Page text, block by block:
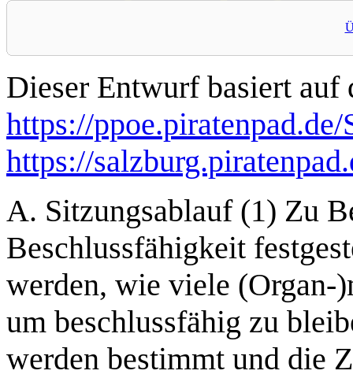
Dieser Entwurf basiert auf
https://
https://
A. Sitzungsablauf (1) Zu
Beschlussfähigkeit
werden, wie viele (Organ-
um beschlussfähig zu
werden bestimmt und die